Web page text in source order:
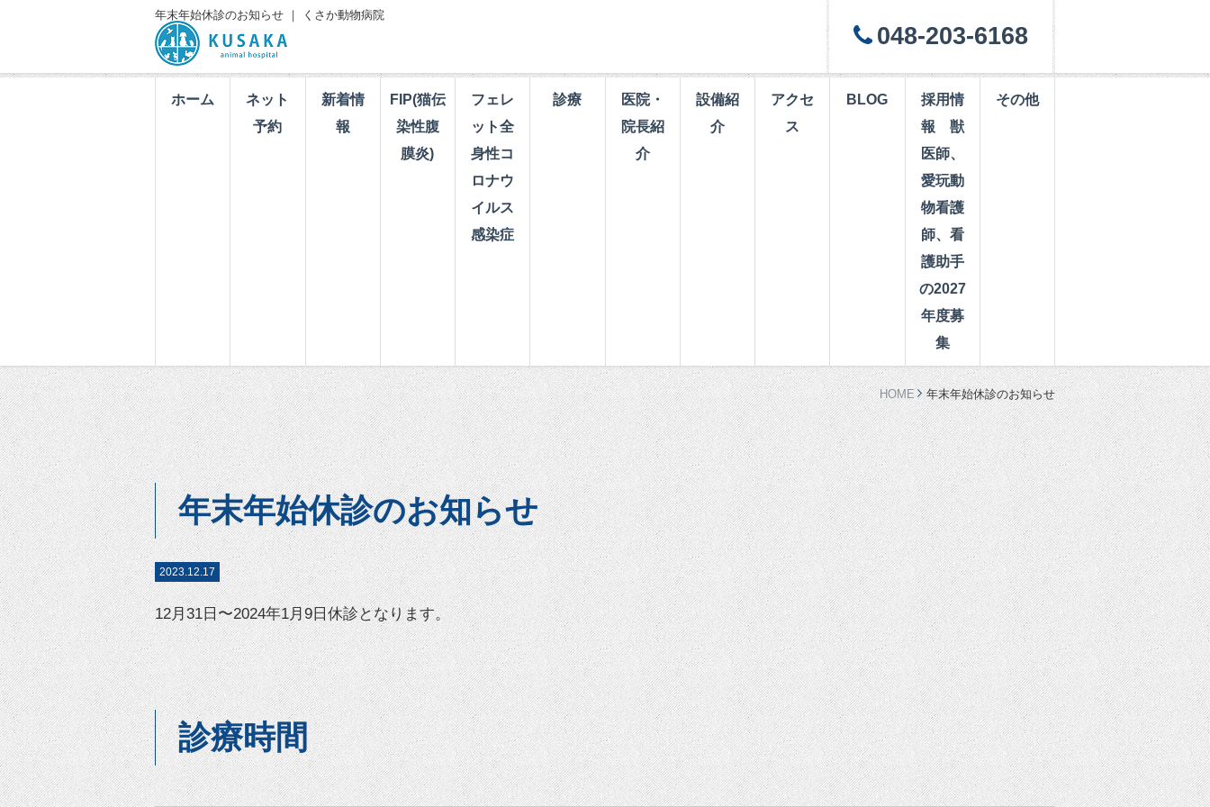
年末年始休診のお知らせ ｜ くさか動物病院
048-203-6168
ホーム
ネット
予約
新着情
報
FIP(猫伝
染性腹
膜炎)
フェレ
ット全
身性コ
ロナウ
イルス
感染症
診療
医院・
院長紹
介
設備紹
介
アクセ
ス
BLOG
採用情
報 獣
医師、
愛玩動
物看護
師、看
護助手
の2027
年度募
集
その他
HOME 年末年始休診のお知らせ
年末年始休診のお知らせ
2023.12.17
12月31日〜2024年1月9日休診となります。
診療時間